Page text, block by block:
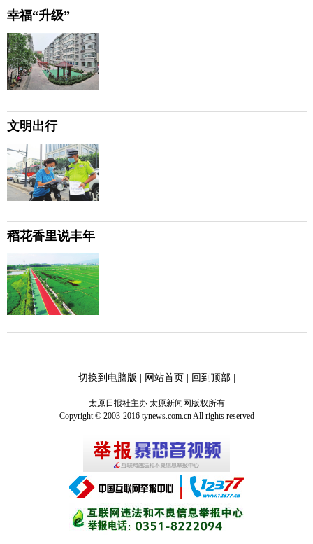
幸福“升级”
文明出行
稻花香里说丰年
切换到电脑版 | 网站首页| 回到顶部|
太原日报社主办 太原新闻网版权所有
Copyright © 2003-2016 tynews.com.cn All rights reserved